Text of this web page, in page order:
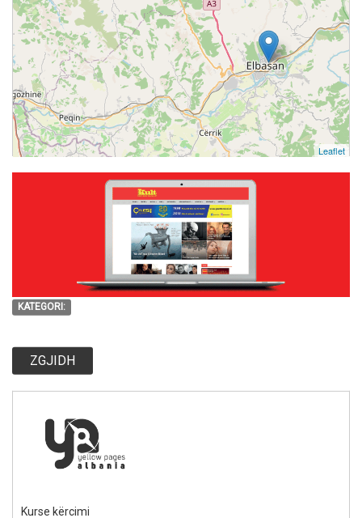
KATEGORI:
ZGJIDH
Kurse kërcimi
Leaflet